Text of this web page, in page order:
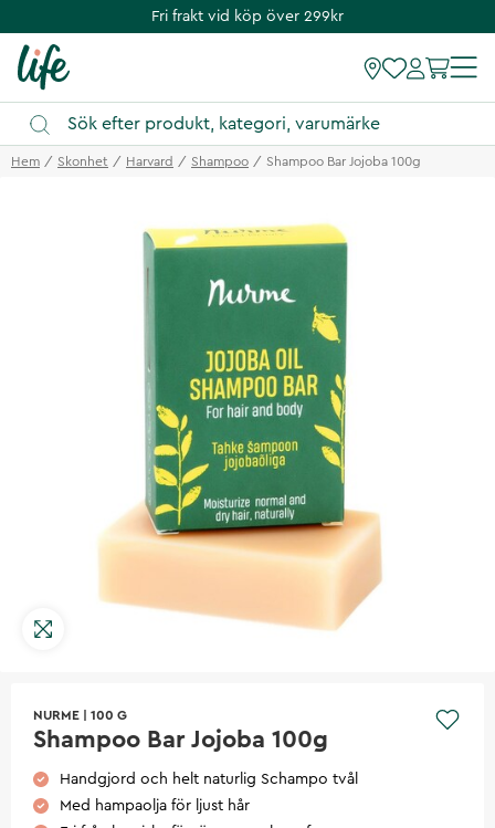
Fri frakt vid köp över 299kr
Hem Skonhet Harvard Shampoo Shampoo Bar Jojoba 100g
NURME 100 G
Shampoo Bar Jojoba 100g
Handgjord och helt naturlig Schampo tvål
Med hampaolja för ljust hår